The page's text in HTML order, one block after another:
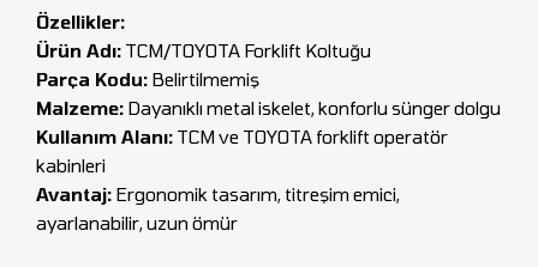
Özellikler:
Ürün Adı: TCM/TOYOTA Forklift Koltuğu
Parça Kodu: Belirtilmemiş
Malzeme: Dayanıklı metal iskelet, konforlu sünger dolgu
Kullanım Alanı: TCM ve TOYOTA forklift operatör
kabinleri
Avantaj: Ergonomik tasarım, titreşim emici,
ayarlanabilir, uzun ömür